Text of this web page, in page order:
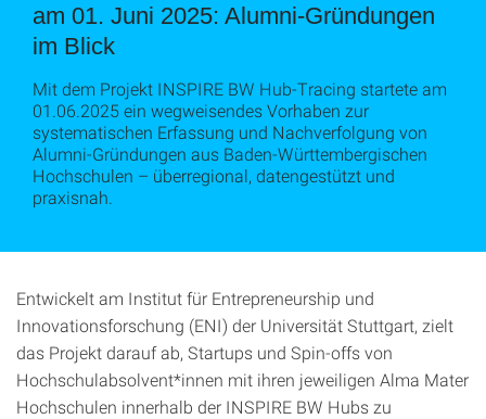
am 01. Juni 2025: Alumni-Gründungen
im Blick
Mit dem Projekt INSPIRE BW Hub-Tracing startete am
01.06.2025 ein wegweisendes Vorhaben zur
systematischen Erfassung und Nachverfolgung von
Alumni-Gründungen aus Baden-Württembergischen
Hochschulen – überregional, datengestützt und
praxisnah.
Entwickelt am Institut für Entrepreneurship und
Innovationsforschung (ENI) der Universität Stuttgart, zielt
das Projekt darauf ab, Startups und Spin-offs von
Hochschulabsolvent*innen mit ihren jeweiligen Alma Mater
Hochschulen innerhalb der INSPIRE BW Hubs zu